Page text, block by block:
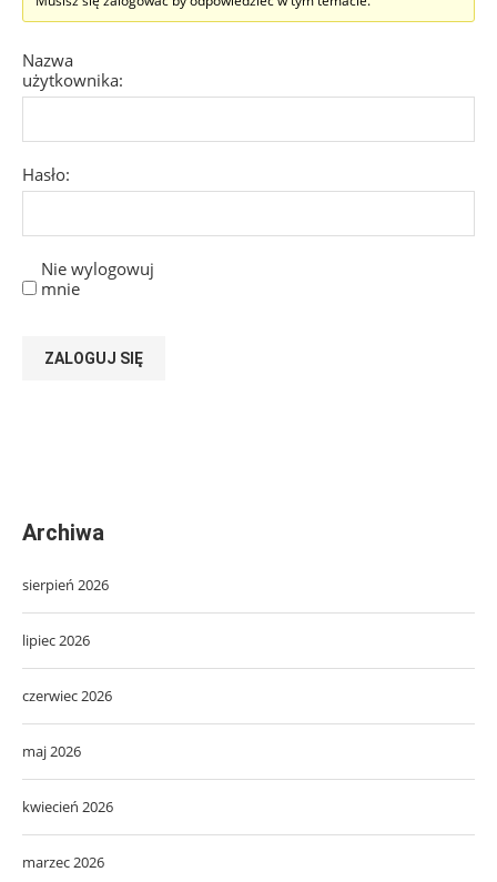
Nazwa
użytkownika:
Hasło:
Nie wylogowuj
mnie
ZALOGUJ SIĘ
Archiwa
sierpień 2026
lipiec 2026
czerwiec 2026
maj 2026
kwiecień 2026
marzec 2026